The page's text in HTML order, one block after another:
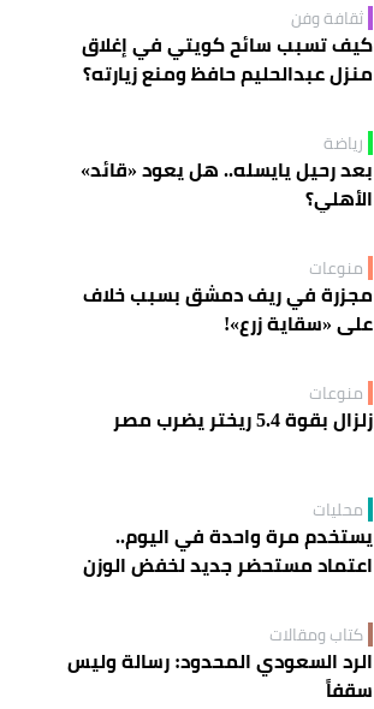
ثقافة وفن
كيف تسبب سائح كويتي في إغلاق
منزل عبدالحليم حافظ ومنع زيارته؟
رياضة
بعد رحيل يايسله.. هل يعود «قائد»
الأهلي؟
منوعات
مجزرة في ريف دمشق بسبب خلاف
على «سقاية زرع»!
منوعات
زلزال بقوة 5.4 ريختر يضرب مصر
محليات
يستخدم مرة واحدة في اليوم..
اعتماد مستحضر جديد لخفض الوزن
كتاب ومقالات
الرد السعودي المحدود: رسالة وليس
سقفاً